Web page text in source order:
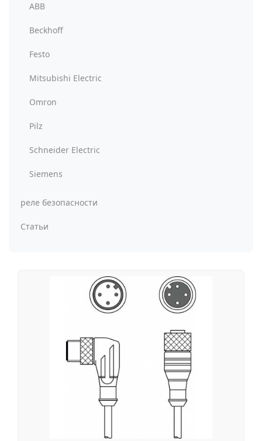
ABB
Beckhoff
Festo
Mitsubishi Electric
Omron
Pilz
Schneider Electric
Siemens
реле безопасности
Статьи